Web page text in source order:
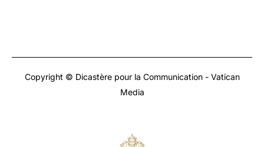
Copyright © Dicastère pour la Communication - Vatican
Media